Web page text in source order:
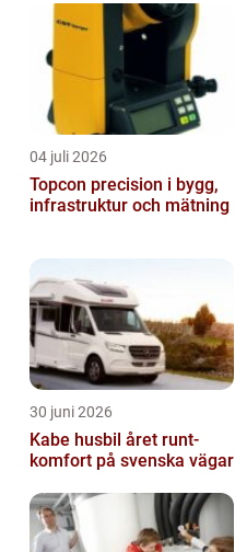
i solen
04 juli 2026
Topcon precision i bygg,
infrastruktur och mätning
30 juni 2026
Kabe husbil året runt-
komfort på svenska vägar